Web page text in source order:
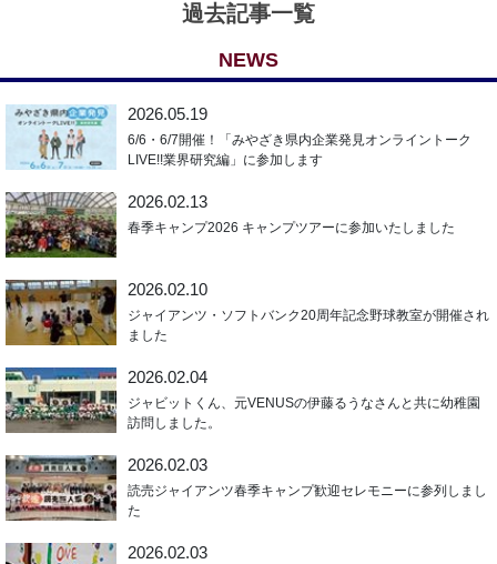
過去記事一覧
NEWS
2026.05.19
6/6・6/7開催！「みやざき県内企業発見オンライントーク
LIVE!!業界研究編」に参加します
2026.02.13
春季キャンプ2026 キャンプツアーに参加いたしました
2026.02.10
ジャイアンツ・ソフトバンク20周年記念野球教室が開催され
ました
2026.02.04
ジャビットくん、元VENUSの伊藤るうなさんと共に幼稚園
訪問しました。
2026.02.03
読売ジャイアンツ春季キャンプ歓迎セレモニーに参列しまし
た
2026.02.03